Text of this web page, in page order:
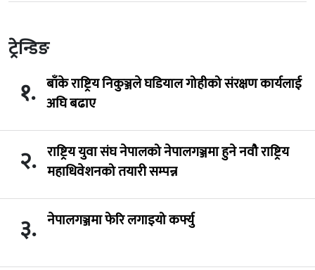
ट्रेन्डिङ
१. बाँके राष्ट्रिय निकुञ्जले घडियाल गोहीको संरक्षण कार्यलाई
अघि बढाए
२. राष्ट्रिय युवा संघ नेपालको नेपालगञ्जमा हुने नवौ राष्ट्रिय
महाधिवेशनको तयारी सम्पन्न
३. नेपालगञ्जमा फेरि लगाइयो कर्फ्यु